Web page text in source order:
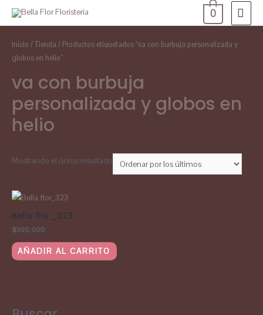
0
Inicio /Tienda / Productos etiquetados “va con burbuja personalizada y
globos en helio”
va con burbuja
personalizada y globos en
helio
Mostrando el único resultado
Bella flor_323
$300,000
AÑADIR AL CARRITO